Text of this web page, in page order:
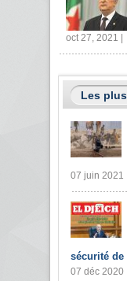
oct 27, 2021 |
Les
07 juin 2021 |
sécurité
07 déc 2020 |